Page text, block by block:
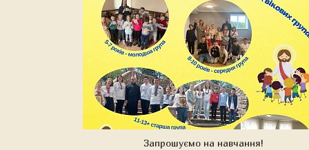
Запрошуємо на навчання!